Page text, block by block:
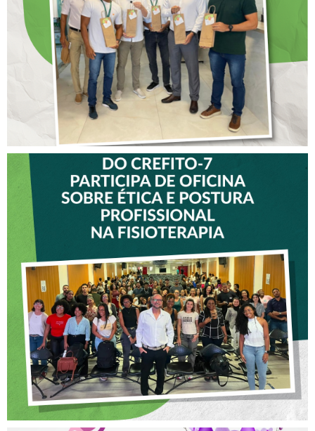
CREFITO-7
VICE-PRESIDENTE DO
CREFITO-7 PARTICIPA DE
OFICINA SOBRE ÉTICA E
POSTURA PROFISSIONAL
NA FISIOTERAPIA